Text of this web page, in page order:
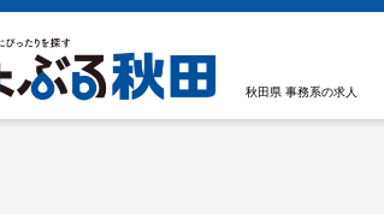
秋田県 事務系の求人